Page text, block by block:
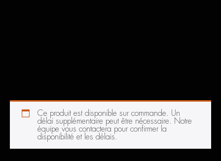
Ce produit est disponible sur commande. Un
délai supplémentaire peut être nécessaire. Notre
équipe vous contactera pour confirmer la
disponibilité et les délais.